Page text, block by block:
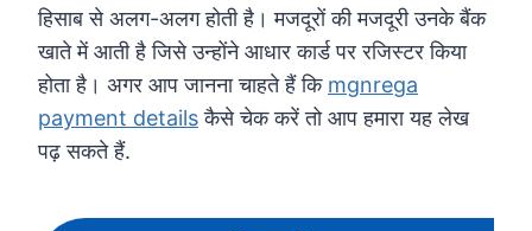
हिसाब से अलग-अलग होती है। मजदूरों की मजदूरी उनके बैंक
खाते में आती है जिसे उन्होंने आधार कार्ड पर रजिस्टर किया
होता है। अगर आप जानना चाहते हैं कि mgnrega
payment detailsकैसे चेक करें तो आप हमारा यह लेख
पढ़ सकते हैं.